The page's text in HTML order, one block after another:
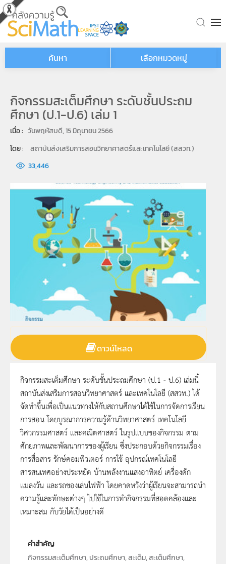
Skip to main content
ค้นหา เลือกหมวดหมู่
กิจกรรมสะเต็มศึกษา ระดับชั้นประถม
ศึกษา (ป.1-ป.6) เล่ม 1
เมื่อ : วันพฤหัสบดี, 15 มิถุนายน 2566
โดย :
สถาบันส่งเสริมการสอนวิทยาศาสตร์และเทคโนโลยี (สสวท.)
33,446
ดาวน์โหลด
กิจกรรมสะเต็มศึกษา ระดับชั้นประถมศึกษา (ป.1 - ป.6) เล่มนี้
สถาบันส่งเสริมการสอนวิทยาศาสตร์ และเทคโนโลยี (สสวท.) ได้
จัดทำขึ้นเพื่อเป็นแนวทางให้กับสถานศึกษาได้ใช้ในการจัดการเรียน
การสอน โดยบูรณาการความรู้ด้านวิทยาศาสตร์ เทคโนโลยี
วิศวกรรมศาสตร์ และคณิตศาสตร์ ในรูปแบบของกิจกรรม ตาม
ศักยภาพและพัฒนาการของผู้เรียน ซึ่งประกอบด้วยกิจกรรมเรื่อง
การสื่อสาร รักษ์คอมพิวเตอร์ การใช้ อุปกรณ์เทคโนโลยี
สารสนเทศอย่างประหยัด บ้านพลังงานแสงอาทิตย์ เครื่องดัก
แมลงวัน และรถของเล่นไฟฟ้า โดยคาดหวังว่าผู้เรียนจะสามารถนำ
ความรู้และทักษะต่างๆ ไปใช้ในการทำกิจกรรมที่สอดคล้องและ
เหมาะสม กับวัยได้เป็นอย่างดี
คำสำคัญ
กิจกรรมสะเต็มศึกษา, ประถมศึกษา, สะเต็ม, สะเต็มศึกษา,